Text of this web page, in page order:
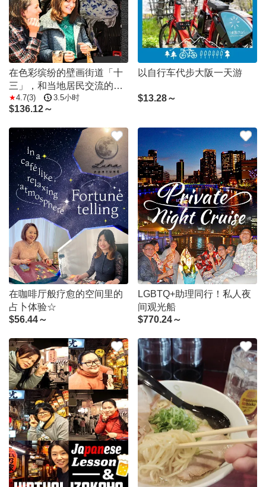
在色彩缤纷的壁画街道「十
三」，和当地居民交流的超
隐密酒吧巡游之旅
4.7(3) 3.5小时
$136.12～
以自行车代步大阪一天游
$13.28～
在咖啡厅般疗愈的空间里的
占卜体验☆
$56.44～
LGBTQ+助理同行！私人夜
间观光船
$770.24～